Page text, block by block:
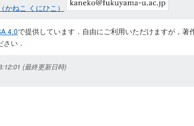
かねこ くにひこ）
4.0で提供しています．自由にご利用いただけますが，
い．
(最終更新日時)